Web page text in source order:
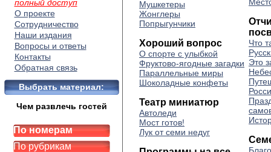
полный доступ
О проекте
Сотрудничество
Наши издания
Вопросы и ответы
Контакты
Обратная связь
Выбрать материал:
Чем развлечь гостей
По номерам
По рубрикам
Мушкетеры
Жонглеры
Попрыгунчики
Хороший вопрос
О спорте с улыбкой
Фруктово-ягодные загадки
Параллельные миры
Шоколадные конфеты
Театр миниатюр
Автоледи
Мост готов!
Лук от семи недуг
Что
Это